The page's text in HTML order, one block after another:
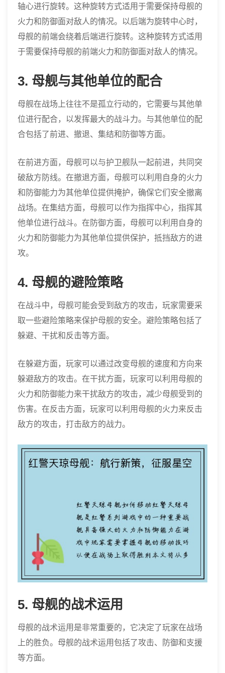
轴心进行旋转。这种旋转方式适用于需要保持母舰的
火力和防御面对敌人的情况。以后端为旋转中心时，
母舰的前端会绕着后端进行旋转。这种旋转方式适用
于需要保持母舰的前端火力和防御面对敌人的情况。
3. 母舰与其他单位的配合
母舰在战场上往往不是孤立行动的，它需要与其他单
位进行配合，以发挥最大的战斗力。与其他单位的配
合包括了前进、撤退、集结和防御等方面。
在前进方面，母舰可以与护卫舰队一起前进，共同突
破敌方防线。在撤退方面，母舰可以利用自身的火力
和防御能力为其他单位提供掩护，确保它们安全撤离
战场。在集结方面，母舰可以作为指挥中心，指挥其
他单位进行战斗。在防御方面，母舰可以利用自身的
火力和防御能力为其他单位提供保护，抵挡敌方的进
攻。
4. 母舰的避险策略
在战斗中，母舰可能会受到敌方的攻击，玩家需要采
取一些避险策略来保护母舰的安全。避险策略包括了
躲避、干扰和反击等方面。
在躲避方面，玩家可以通过改变母舰的速度和方向来
躲避敌方的攻击。在干扰方面，玩家可以利用母舰的
火力和防御能力来干扰敌方的攻击，减少母舰受到的
伤害。在反击方面，玩家可以利用母舰的火力来反击
敌方的攻击，打击敌方的战力。
5. 母舰的战术运用
母舰的战术运用是非常重要的，它决定了玩家在战场
上的胜负。母舰的战术运用包括了攻击、防御和支援
等方面。